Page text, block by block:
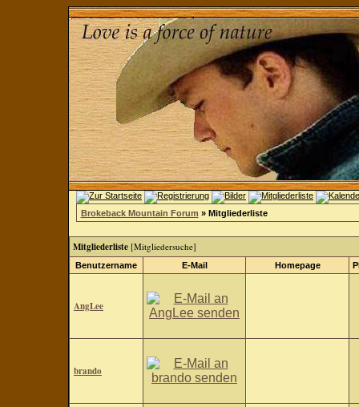
Brokeback Mountain Forum » Mitgliederliste
Mitgliederliste [Mitgliedersuche]
Benutzername E-Mail Homepage
AngLee
brando